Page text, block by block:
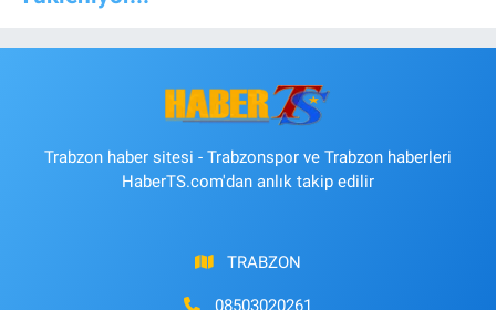
Trabzon haber sitesi - Trabzonspor ve Trabzon haberleri
HaberTS.com'dan anlık takip edilir
TRABZON
08503020261